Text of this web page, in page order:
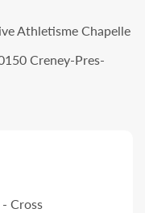
Athletisme Chapelle
Creney-Pres-
Cross